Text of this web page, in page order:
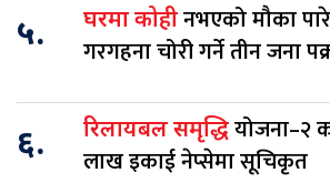
५. घरमा कोहीनभएको मौका
गरगहना चोरी गर्ने तीन जना
६. रिलायबल समृद्धियोजना–२
लाख इकाई नेप्सेमा सूचिकृत